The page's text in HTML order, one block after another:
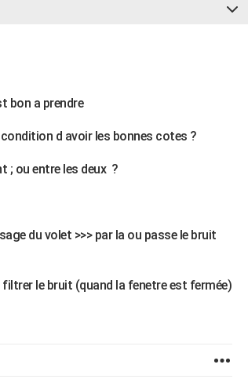
bon a prendre
d avoir les bonnes cotes ?
; ou entre les deux ?
du volet >>> par la ou passe le bruit
le bruit (quand la fenetre est fermée)